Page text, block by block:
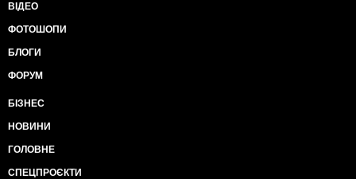
ВІДЕО
ФОТОШОПИ
БЛОГИ
ФОРУМ
БІЗНЕС
НОВИНИ
ГОЛОВНЕ
СПЕЦПРОЄКТИ